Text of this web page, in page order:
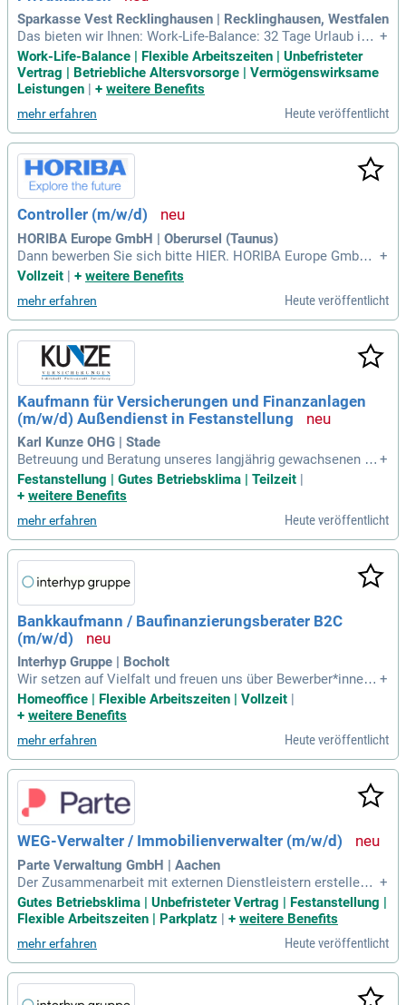
Sparkasse Vest Recklinghausen | Recklinghausen, Westfalen
Das bieten wir Ihnen: Work-Life-Balance: 32 Tage Urlaub ink
l. der Möglichkeit, weitere Urlaubstage durch Gehaltsumwan
dlung zu erwerben, flexible Arbeitszeitmodelle mit Arbeitsze
iterfassung und Gleitzeit, Möglichkeit zum mobilen Arbeite
+
Work-Life-Balance | Flexible Arbeitszeiten | Unbefristeter
Vertrag | Betriebliche Altersvorsorge | Vermögenswirksame
Leistungen
+ weitere Benefits
mehr erfahren Heute veröffentlicht
Controller (m/w/d)
HORIBA Europe GmbH | Oberursel (Taunus)
Dann bewerben Sie sich bitte HIER. HORIBA Europe GmbH;
Human Resources; Hans-Mess-Str.6 61440 Oberursel; www.
+
Vollzeit | + weitere Benefits
mehr erfahren Heute veröffentlicht
Kaufmann für Versicherungen und Finanzanlagen
(m/w/d) Außendienst in Festanstellung
Karl Kunze OHG | Stade
Betreuung und Beratung unseres langjährig gewachsenen Ku
ndenbestandes; Analyse bestehender Versicherungs- und V
orsorgesituationen; Entwicklung individueller Absicherungs
der Kundenverbindungen; Gewinnung
+
Festanstellung | Gutes Betriebsklima | Teilzeit |
+ weitere Benefits
mehr erfahren Heute veröffentlicht
Bankkaufmann / Baufinanzierungsberater B2C
(m/w/d)
Interhyp Gruppe | Bocholt
Wir setzen auf Vielfalt und freuen uns über Bewerber*innen j
eglichen Geschlechts, Alters, jeglicher Nationalität sowie et
hnischer Herkunft, Lebensweise oder körperlicher und geisti
+
Homeoffice | Flexible Arbeitszeiten | Vollzeit
+ weitere Benefits
mehr erfahren Heute veröffentlicht
WEG-Verwalter / Immobilienverwalter (m/w/d)
Parte Verwaltung GmbH | Aachen
Der Zusammenarbeit mit externen Dienstleistern erstellen u
nd vergeben Sie Aufträge und kontrollieren die durchzuführe
nden Arbeiten: Ihre Ausbildung als Immobilienkaufmann/-fra
u haben Sie erfolgreich abgeschlossen, idealerweise mit We
iterbildung zum Immobilienfachwirt
+
Gutes Betriebsklima | Unbefristeter Vertrag | Festanstellung |
Flexible Arbeitszeiten | Parkplatz | + weitere Benefits
mehr erfahren Heute veröffentlicht